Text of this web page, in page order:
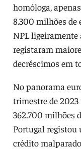
homóloga,
8.300 milhões de
NPL ligeiramente
registaram
decréscimos em
No panorama
trimestre de 2023
362.700 milhões
Portugal registou
crédito